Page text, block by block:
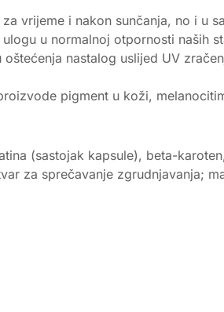
vrijeme i nakon sunčanja, no i u
u normalnoj otpornosti naših
nastalog uslijed UV
pigment u koži,
(sastojak kapsule), beta-
za sprečavanje zgrudnjavanja;